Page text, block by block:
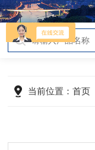
当前位置：首页